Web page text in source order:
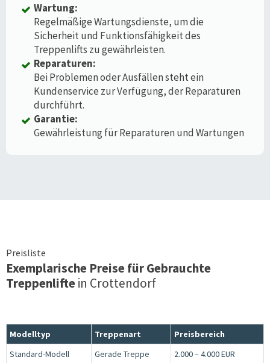
Wartung:
Regelmäßige Wartungsdienste, um die
Sicherheit und Funktionsfähigkeit des
Treppenlifts zu gewährleisten.
Reparaturen:
Bei Problemen oder Ausfällen steht ein
Kundenservice zur Verfügung, der Reparaturen
durchführt.
Garantie:
Gewährleistung für Reparaturen und Wartungen
Preisliste
Exemplarische Preise für Gebrauchte
Treppenliftein Crottendorf
Modelltyp Treppenart
Preisbereich
Standard-Modell
Gerade Treppe
2.000 – 4.000 EUR